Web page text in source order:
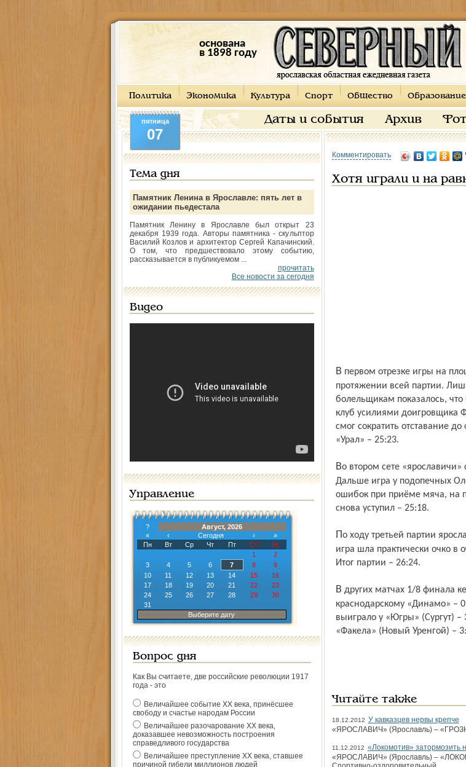
основана
в 1898 году
Политика Экономика Культура Спорт Общество Образование
Даты и события Архив
пятница
07
Тема дня
Памятник Ленина в Ярославле: пять лет в
ожидании пьедестала
Памятник Ленину в Ярославле был открыт 23
декабря 1939 года. Авторы памятника - скульптор
Василий Козлов и архитектор Сергей Капачинский.
О том, что предшествовало этому событию,
рассказывается в публикуемом ...
прочитать
Все новости за сегодня
Видео
Управление
?
Август, 2026
«
‹ Сегодня ›
»
Пн
Вт Ср Чт Пт Сб
Вс
1
2
3
4 5 6 7 8
9
10
11 12 13 14 15
16
17
18 19 20 21 22
23
24
25 26 27 28 29
30
31
Выберите дату
Вопрос дня
Как Вы считаете, две российские революции 1917
года - это
Величайшее событие ХХ века, принёсшее
свободу и счастье народам России
Величайшее разочарование ХХ века,
доказавшее невозможность построения
справедливого государства
Величайшее преступление ХХ века, ставшее
причиной гибели миллионов людей
Комментировать
Хотя играли и на
В первом отрезке игры на площадке шла равная борьба. Интрига сохранялась на
протяжении всей партии.
болельщикам показалось,
клуб усилиями доигровщика
смог сократить отставание
«Урал» – 25:23.
Во втором сете «ярославичи» смогли сдерживать атаки хозяев только до счёта 12:12.
Дальше игра у подопечных
ошибок при приёме мяча, на
снова уступил – 25:18.
По ходу третьей партии ярославцам даже удалось выйти вперёд – 18:15. После этого
игра шла практически очко в
Итог партии – 26:24.
В других матчах 1/8 финала кемеровский «Кузбасс» на своей площадке уступил
краснодарскому «Динамо» –
выиграло у «Югры» (Сургут) –
«Факела» (Новый Уренгой) –
Читайте также
18.12.2012 У кавказцев нервы крепче
«ЯРОСЛАВИЧ» (Ярославль) –
11.12.2012 «Локомотив» затормозить
«ЯРОСЛАВИЧ» (Ярославль) –